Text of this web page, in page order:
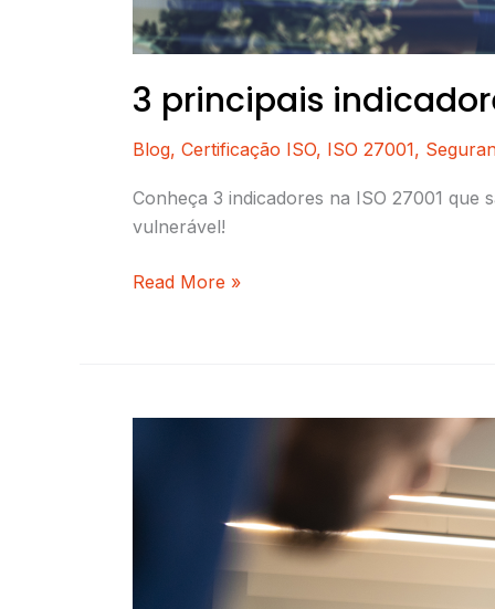
3 principais
Blog, Certificação ISO, ISO 27001,
Conheça 3 indicadores na ISO 27001 que
vulnerável!
Read More »